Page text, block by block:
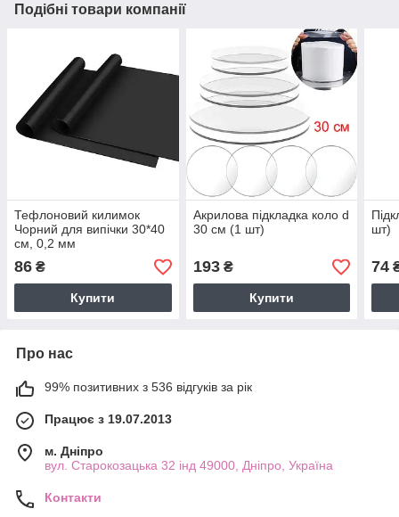
Подібні товари компанії
Тефлоновий килимок
Чорний для випічки 30*40
см, 0,2 мм
86 ₴
Купити
Акрилова підкладка коло d
30 см (1 шт)
193₴
Купити
шт)
74
Про нас
99% позитивних з 536 відгуків за рік
Працює з 19.07.2013
м. Дніпро
вул. Старокозацька 32 інд 49000, Дніпро, Україна
Контакти